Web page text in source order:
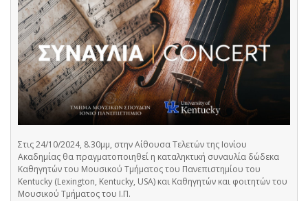
Στις 24/10/2024, 8.30μμ, στην Αίθουσα Τελετών της Ιονίου
Ακαδημίας θα πραγματοποιηθεί η καταληκτική συναυλία δώδεκα
Καθηγητών του Μουσικού Τμήματος του Πανεπιστημίου του
Kentucky (Lexington, Kentucky, USA) και Καθηγητών και φοιτητών του
Μουσικού Τμήματος του Ι.Π.